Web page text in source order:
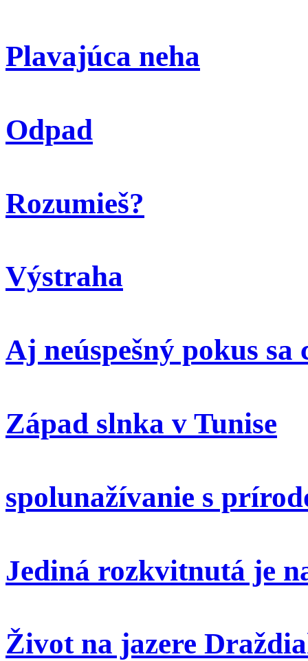
Plavajúca neha
Odpad
Rozumieš?
Výstraha
Aj neúspešný pokus sa
Západ slnka v Tunise
spolunažívanie s
Jediná rozkvitnutá je
Život na jazere